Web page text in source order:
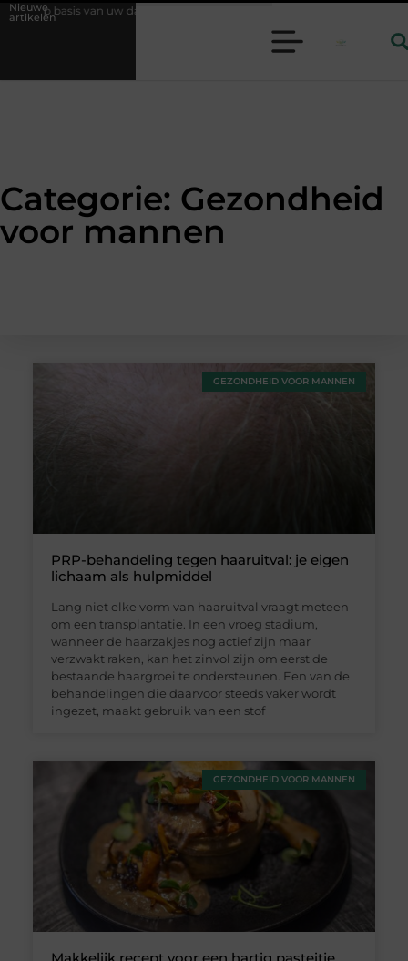
Nieuwe
artikelen
van uw dagelijks leven
Categorie: Gezondheid
voor mannen
GEZONDHEID VOOR MANNEN
PRP-behandeling tegen haaruitval: je eigen
lichaam als hulpmiddel
Lang niet elke vorm van haaruitval vraagt meteen
om een transplantatie. In een vroeg stadium,
wanneer de haarzakjes nog actief zijn maar
verzwakt raken, kan het zinvol zijn om eerst de
bestaande haargroei te ondersteunen. Een van de
behandelingen die daarvoor steeds vaker wordt
ingezet, maakt gebruik van een stof
GEZONDHEID VOOR MANNEN